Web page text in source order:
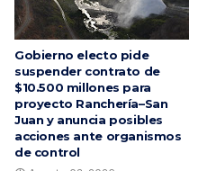
Gobierno electo pide
suspender contrato de
$10.500 millones para
proyecto Ranchería–San
Juan y anuncia posibles
acciones ante organismos
de control